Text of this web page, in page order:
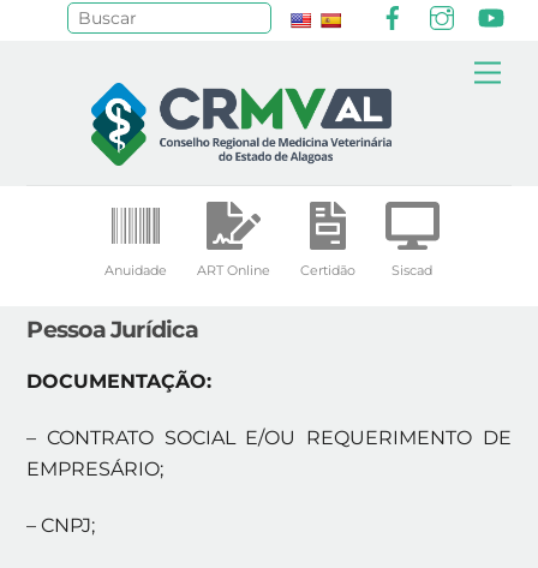
Anuidade ART Online Certidão Siscad
Pessoa Jurídica
DOCUMENTAÇÃO:
– CONTRATO SOCIAL E/OU REQUERIMENTO DE
EMPRESÁRIO;
– CNPJ;